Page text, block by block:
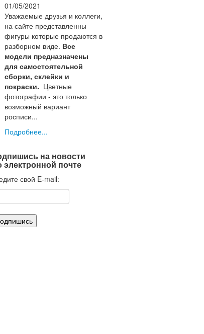
01/05/2021
Уважаемые друзья и коллеги,
на сайте представленны
фигуры которые продаются в
разборном виде. Все
модели предназначены
для самостоятельной
сборки, склейки и
покраски. Цветные
фотографии - это только
возможный вариант
росписи...
Подробнее...
на новости
электронной почте
свой E-mail: